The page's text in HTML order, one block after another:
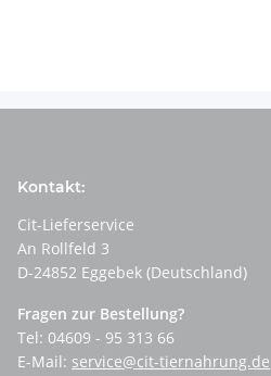
Kontakt:
Cit-Lieferservice
An Rollfeld 3
D-24852 Eggebek (Deutschland)
Fragen zur Bestellung?
Tel: 04609 - 95 313 66
E-Mail: service@cit-tiernahrung.de